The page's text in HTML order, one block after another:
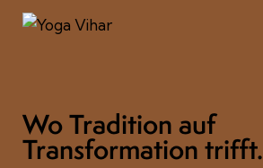
Wo Tradition auf
Transformation trifft.